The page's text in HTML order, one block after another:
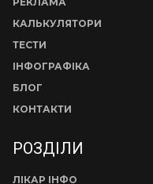
КАЛЬКУЛЯТОРИ
ТЕСТИ
ІНФОГРАФІКА
БЛОГ
КОНТАКТИ
РОЗДІЛИ
ЛІКАР ІНФО